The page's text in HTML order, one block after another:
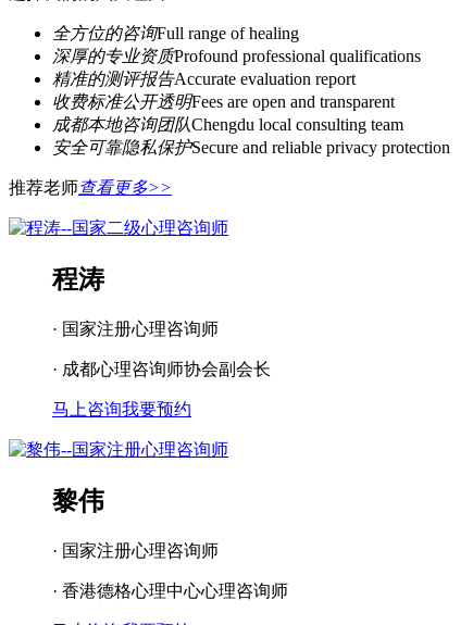
全方位的咨询Full range of healing
深厚的专业资质Profound professional qualifications
精准的测评报告Accurate evaluation report
收费标准公开透明Fees are open and transparent
成都本地咨询团队Chengdu local consulting team
安全可靠隐私保护Secure and reliable privacy protection
推荐老师查看更多>>
程涛
· 国家注册心理咨询师
· 成都心理咨询师协会副会长
马上咨询我要预约
黎伟
· 国家注册心理咨询师
· 香港德格心理中心心理咨询师